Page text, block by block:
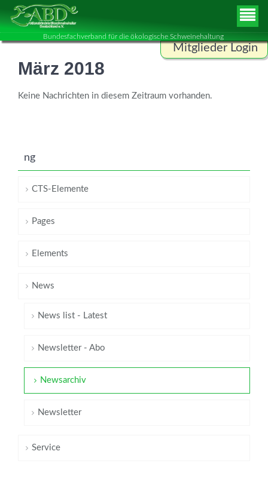
Bundesfachverband für die ökologische Schweinehaltung
Mitglieder Login
ANMELDEN
März 2018
Keine Nachrichten in diesem Zeitraum vorhanden.
ng
CTS-Elemente
Pages
Elements
News
News list - Latest
Newsletter - Abo
Newsarchiv
Newsletter
Service